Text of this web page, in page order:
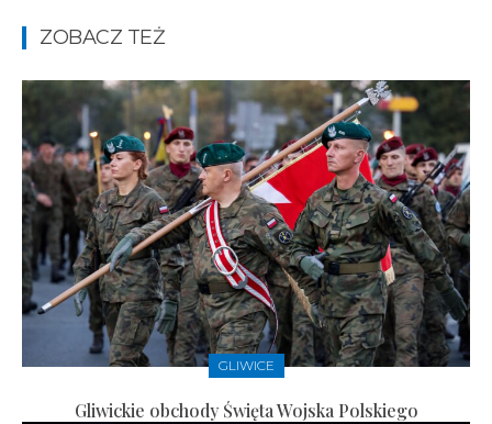
ZOBACZ TEŻ
GLIWICE
Gliwickie obchody Święta Wojska Polskiego